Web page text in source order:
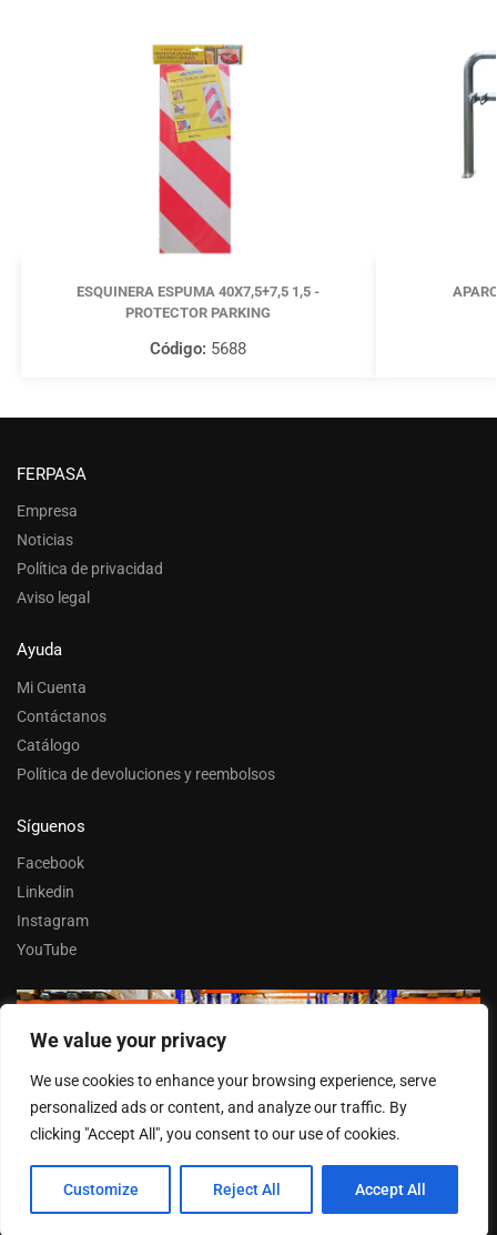
We value your privacy
We use cookies to enhance your browsing experience, serve
personalized ads or content, and analyze our traffic. By
clicking "Accept All", you consent to our use of cookies.
Customize Reject All Accept All
ESQUINERA ESPUMA 40X7,5+7,5 1,5 -
PROTECTOR PARKING
Código: 5688
FERPASA
Empresa
Noticias
Política de privacidad
Aviso legal
Ayuda
Mi Cuenta
Contáctanos
Catálogo
Política de devoluciones y reembolsos
Síguenos
Facebook
Linkedin
Instagram
YouTube
Trabaja con nosotros
Entrar
© FERPASA 2025 –